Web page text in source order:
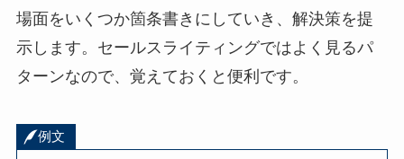
場面をいくつか箇条書きにしていき、解決策を提
示します。セールスライティングではよく見るパ
ターンなので、覚えておくと便利です。
例文